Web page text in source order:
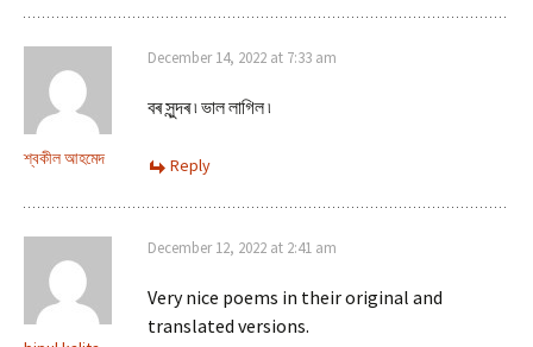
শ্বকীল আহমেদ
December 14, 2022 at 7:33 am
বৰ সুন্দৰ ৷ ভাল লাগিল ৷
Reply
December 12, 2022 at 2:41 am
Very nice poems in their original and
translated versions.